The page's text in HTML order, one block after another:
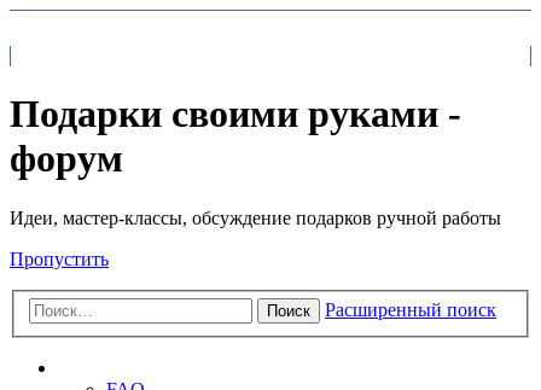
Подарки своими руками -
форум
Идеи, мастер-классы, обсуждение подарков ручной работы
Пропустить
Поиск Расширенный поиск